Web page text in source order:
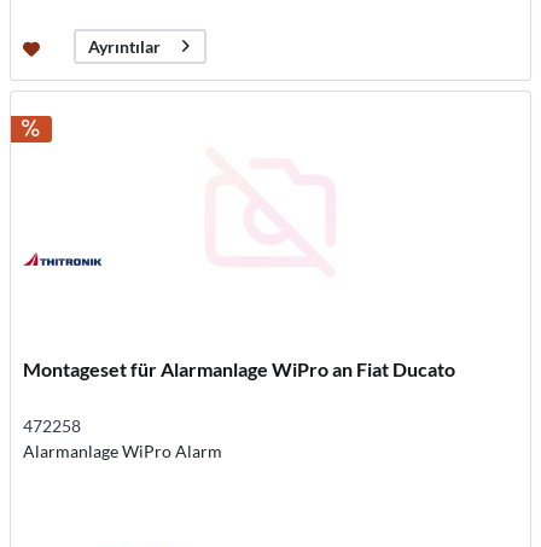
Ayrıntılar
Montageset für Alarmanlage WiPro an Fiat Ducato
472258
Alarmanlage WiPro Alarm